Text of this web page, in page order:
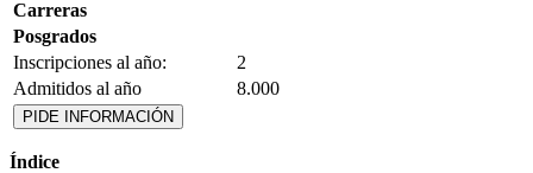
Carreras
Posgrados
Inscripciones al año:
2
Admitidos al año
8.000
PIDE INFORMACIÓN
Índice